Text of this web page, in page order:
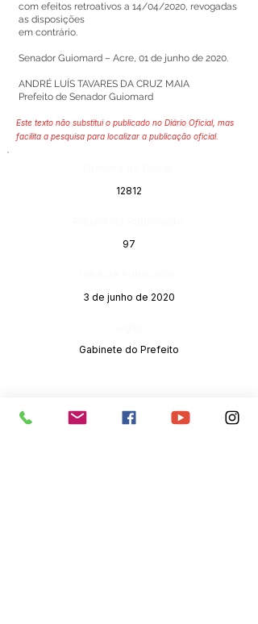
com efeitos retroativos a 14/04/2020, revogadas
as disposições
em contrário.
Senador Guiomard – Acre, 01 de junho de 2020.
ANDRÉ LUÍS TAVARES DA CRUZ MAIA
Prefeito de Senador Guiomard
Este texto não substitui o publicado no Diário Oficial, mas
facilita a pesquisa para localizar a publicação oficial.
12812
97
3 de junho de 2020
Gabinete do Prefeito